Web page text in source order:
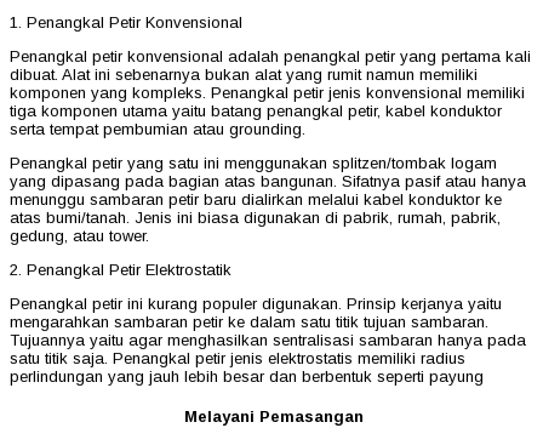
1. Penangkal Petir Konvensional
Penangkal petir konvensional adalah penangkal petir yang pertama kali
dibuat. Alat ini sebenarnya bukan alat yang rumit namun memiliki
komponen yang kompleks. Penangkal petir jenis konvensional memiliki
tiga komponen utama yaitu batang penangkal petir, kabel konduktor
serta tempat pembumian atau grounding.
Penangkal petir yang satu ini menggunakan splitzen/tombak logam
yang dipasang pada bagian atas bangunan. Sifatnya pasif atau hanya
menunggu sambaran petir baru dialirkan melalui kabel konduktor ke
atas bumi/tanah. Jenis ini biasa digunakan di pabrik, rumah, pabrik,
gedung, atau tower.
2. Penangkal Petir Elektrostatik
Penangkal petir ini kurang populer digunakan. Prinsip kerjanya yaitu
mengarahkan sambaran petir ke dalam satu titik tujuan sambaran.
Tujuannya yaitu agar menghasilkan sentralisasi sambaran hanya pada
satu titik saja. Penangkal petir jenis elektrostatis memiliki radius
perlindungan yang jauh lebih besar dan berbentuk seperti payung
Melayani Pemasangan